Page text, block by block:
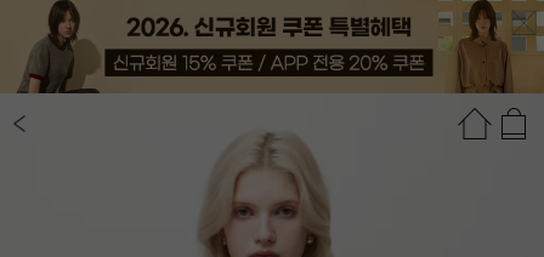
상품정보 추천상품